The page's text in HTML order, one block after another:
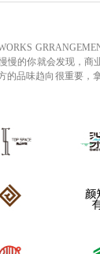
慢的你就会发现，
品味趋向很重要，